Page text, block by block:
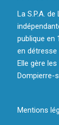
La S.P.A.
publique en
en détresse
Elle gère
Dompierre-
Mentions